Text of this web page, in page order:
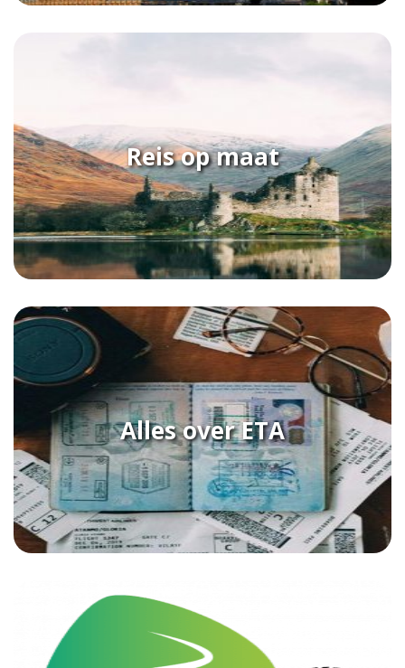
Reis op maat
Alles over ETA